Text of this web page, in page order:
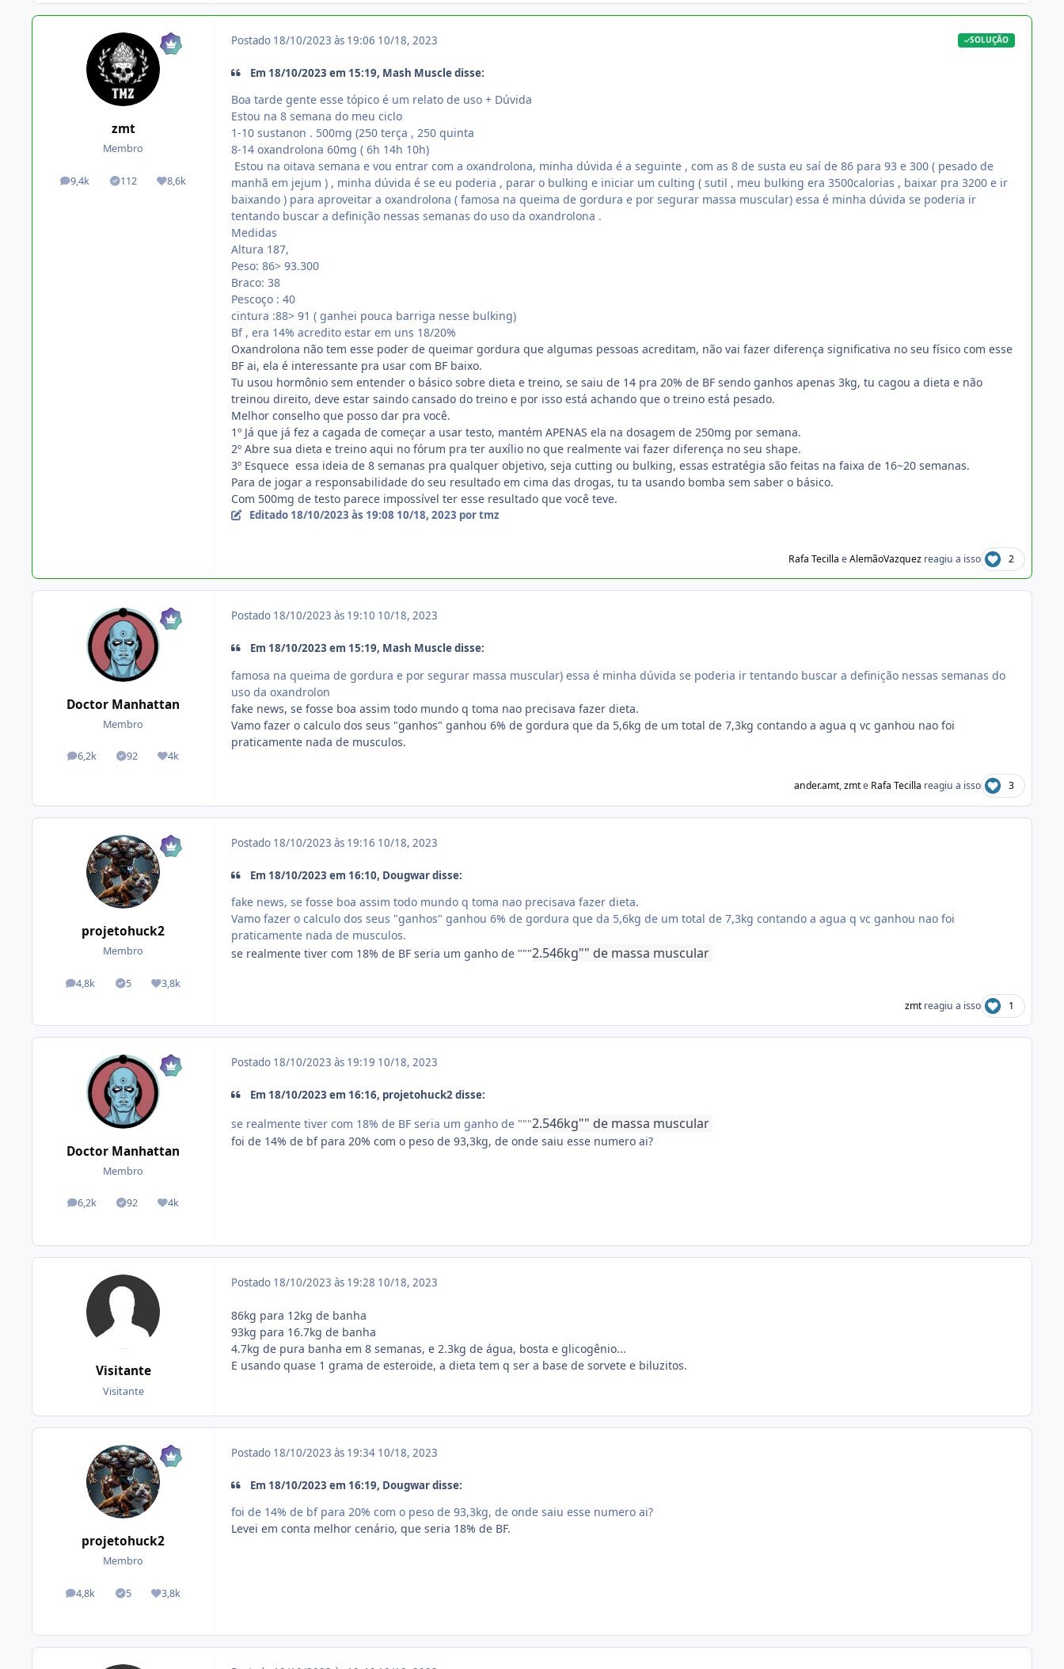
zmt
Membro
9,4k
posts 112
Tópicos solucionados
8,6k
Reputação
Postado 18/10/2023 às 19:06 10/18, 2023 SOLUÇÃO
Em 18/10/2023 em 15:19, Mash Muscle disse:
Boa tarde gente esse tópico é um relato de uso + Dúvida
Estou na 8 semana do meu ciclo
1-10 sustanon . 500mg (250 terça , 250 quinta
8-14 oxandrolona 60mg ( 6h 14h 10h)
Estou na oitava semana e vou entrar com a oxandrolona, minha dúvida é a seguinte , com as 8 de susta eu saí de 86 para 93 e 300 ( pesado de
manhã em jejum ) , minha dúvida é se eu poderia , parar o bulking e iniciar um culting ( sutil , meu bulking era 3500calorias , baixar pra 3200 e ir
baixando ) para aproveitar a oxandrolona ( famosa na queima de gordura e por segurar massa muscular) essa é minha dúvida se poderia ir
tentando buscar a definição nessas semanas do uso da oxandrolona .
Medidas
Altura 187,
Peso: 86> 93.300
Braco: 38
Pescoço : 40
cintura :88> 91 ( ganhei pouca barriga nesse bulking)
Bf , era 14% acredito estar em uns 18/20%
Oxandrolona não tem esse poder de queimar gordura que algumas pessoas acreditam, não vai fazer diferença significativa no seu físico com esse
BF ai, ela é interessante pra usar com BF baixo.
Tu usou hormônio sem entender o básico sobre dieta e treino, se saiu de 14 pra 20% de BF sendo ganhos apenas 3kg, tu cagou a dieta e não
treinou direito, deve estar saindo cansado do treino e por isso está achando que o treino está pesado.
Melhor conselho que posso dar pra você.
1º Já que já fez a cagada de começar a usar testo, mantém APENAS ela na dosagem de 250mg por semana.
2º Abre sua dieta e treino aqui no fórum pra ter auxílio no que realmente vai fazer diferença no seu shape.
3º Esquece essa ideia de 8 semanas pra qualquer objetivo, seja cutting ou bulking, essas estratégia são feitas na faixa de 16~20 semanas.
Para de jogar a responsabilidade do seu resultado em cima das drogas, tu ta usando bomba sem saber o básico.
Com 500mg de testo parece impossível ter esse resultado que você teve.
Editado 18/10/2023 às 19:08 10/18, 2023 por tmz
Rafa Tecilla eAlemãoVazquezreagiu a isso 2
Doctor Manhattan
Membro
6,2k
posts 92
Tópicos solucionados
4k
Reputação
Postado 18/10/2023 às 19:10 10/18, 2023
Em 18/10/2023 em 15:19, Mash Muscle disse:
famosa na queima de gordura e por segurar massa muscular) essa é minha dúvida se poderia ir tentando buscar a definição nessas semanas do
uso da oxandrolon
fake news, se fosse boa assim todo mundo q toma nao precisava fazer dieta.
Vamo fazer o calculo dos seus "ganhos" ganhou 6% de gordura que da 5,6kg de um total de 7,3kg contando a agua q vc ganhou nao foi
praticamente nada de musculos.
ander.amt,zmte Rafa Tecilla reagiu a isso 3
projetohuck2
Membro
4,8k
posts 5
Tópicos solucionados
3,8k
Reputação
Postado 18/10/2023 às 19:16 10/18, 2023
Em 18/10/2023 em 16:10, Dougwar disse:
fake news, se fosse boa assim todo mundo q toma nao precisava fazer dieta.
Vamo fazer o calculo dos seus "ganhos" ganhou 6% de gordura que da 5,6kg de um total de 7,3kg contando a agua q vc ganhou nao foi
praticamente nada de musculos.
se realmente tiver com 18% de BF seria um ganho de """2.546kg"" de massa muscular
zmtreagiu a isso 1
Doctor Manhattan
Membro
6,2k
posts 92
Tópicos solucionados
4k
Reputação
Postado 18/10/2023 às 19:19 10/18, 2023
Em 18/10/2023 em 16:16, projetohuck2 disse:
se realmente tiver com 18% de BF seria um ganho de """2.546kg"" de massa muscular
foi de 14% de bf para 20% com o peso de 93,3kg, de onde saiu esse numero ai?
Visitante
Visitante
Postado 18/10/2023 às 19:28 10/18, 2023
86kg para 12kg de banha
93kg para 16.7kg de banha
4.7kg de pura banha em 8 semanas, e 2.3kg de água, bosta e glicogênio...
E usando quase 1 grama de esteroide, a dieta tem q ser a base de sorvete e biluzitos.
projetohuck2
Membro
4,8k
posts 5
Tópicos solucionados
3,8k
Reputação
Postado 18/10/2023 às 19:34 10/18, 2023
Em 18/10/2023 em 16:19, Dougwar disse:
foi de 14% de bf para 20% com o peso de 93,3kg, de onde saiu esse numero ai?
Levei em conta melhor cenário, que seria 18% de BF.